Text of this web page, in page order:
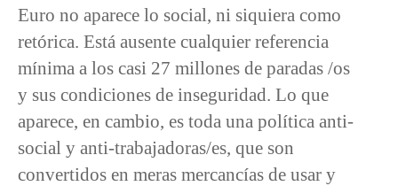
Euro no aparece lo social, ni siquiera como
retórica. Está ausente cualquier referencia
mínima a los casi 27 millones de paradas /os
y sus condiciones de inseguridad. Lo que
aparece, en cambio, es toda una política anti-
social y anti-trabajadoras/es, que son
convertidos en meras mercancías de usar y